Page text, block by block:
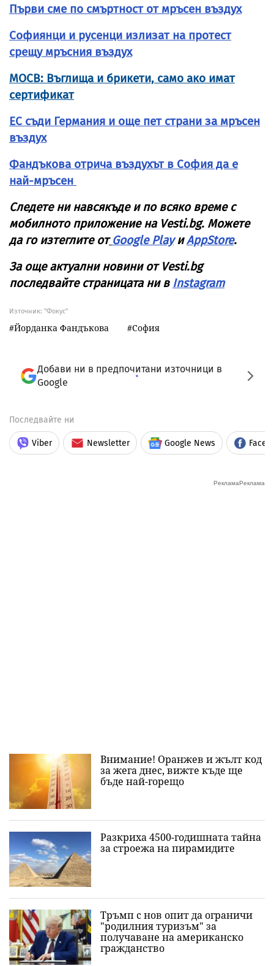
Първи сме по смъртност от мръсен въздух
Софиянци и русенци излизат на протест
срещу мръсния въздух
МОСВ: Въглища и брикети, само ако имат
сертификат
ЕС съди Германия и още пет страни за мръсен
въздух
Фандъкова отрича въздухът в София да е
най-мръсен
Следете ни навсякъде и по всяко време с
мобилното приложение на Vesti.bg. Можете
да го изтеглите от Google PlayиAppStore.
За още актуални новини от Vesti.bg
последвайте страницата ни в Instagram
Източник: "Фокус"
Йорданка Фандъкова София
Добави ни в предпочитани източници в
Google
Последвайте ни
Viber Newsletter Google News
Внимание! Оранжев и жълт код
за жега днес, вижте къде ще
бъде най-горещо
Разкриха 4500-годишната тайна
за строежа на пирамидите
Тръмп с нов опит да ограничи
"родилния туризъм" за
получаване на американско
гражданство